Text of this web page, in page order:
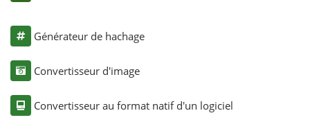
Générateur de hachage
Convertisseur d'image
Convertisseur au format natif d'un logiciel